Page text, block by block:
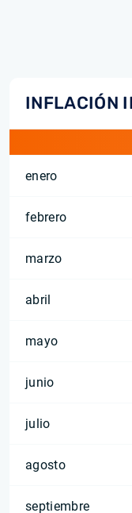
INFLACIÓN
enero
febrero
marzo
abril
mayo
junio
julio
agosto
septiembre